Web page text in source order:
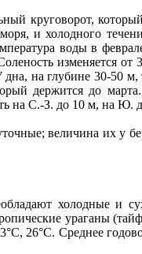
круговорот,
и холодного
воды в
изменяется
на глубине 30-50 м,
держится до
на С.-З. до 10 м, на Ю.
величина их у
холодные и
ураганы
26°С. Среднее